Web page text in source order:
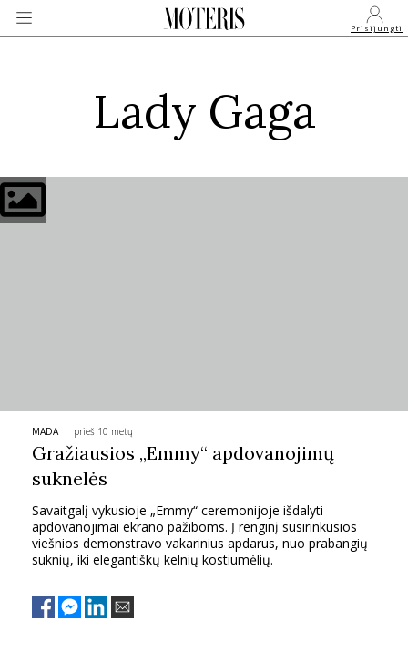
Prisijungti
MONARCHIJA
PSICHOLOGIJA
HOROSKOPAI
ASTROLOGIJA
POLITIKA
Lady Gaga
MADA prieš 10 metų
Gražiausios „Emmy“ apdovanojimų
suknelės
Savaitgalį vykusioje „Emmy“ ceremonijoje išdalyti
apdovanojimai ekrano pažiboms. Į renginį susirinkusios
viešnios demonstravo vakarinius apdarus, nuo prabangių
suknių, iki elegantiškų kelnių kostiumėlių.